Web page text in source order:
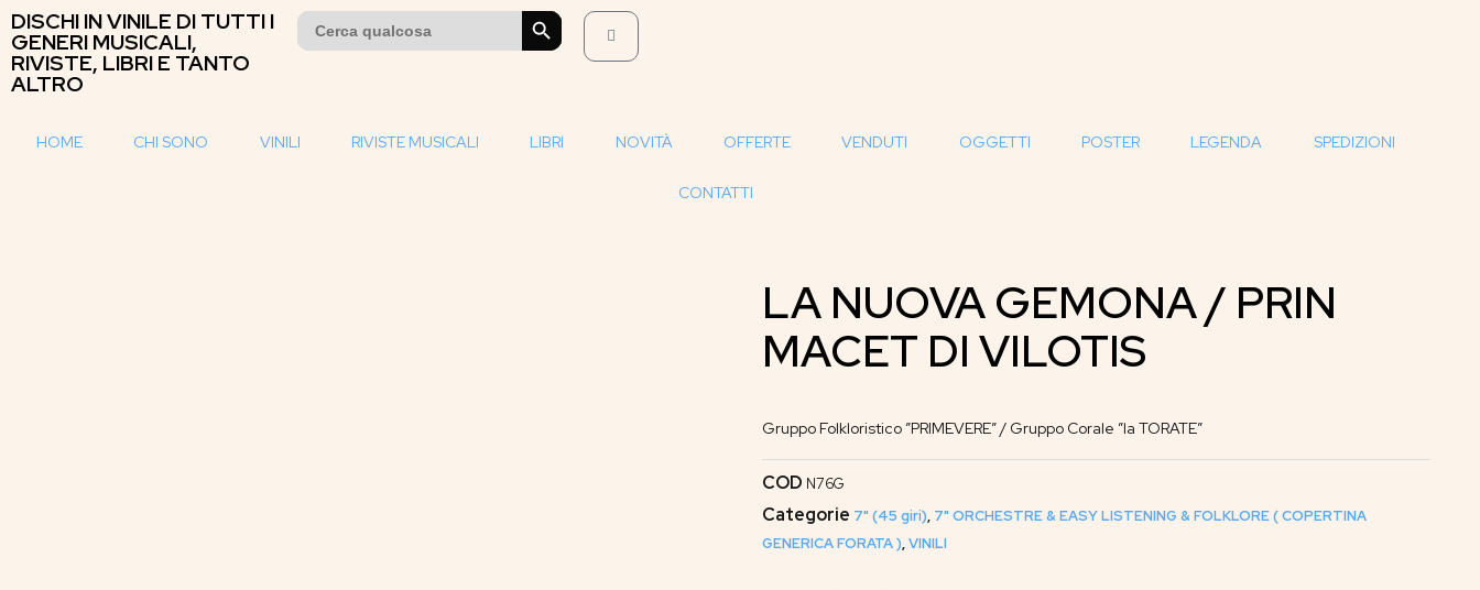
DISCHI IN VINILE DI TUTTI I
GENERI MUSICALI,
RIVISTE, LIBRI E TANTO
ALTRO
Search
for:
SEARCH BUTTON
HOME CHI SONO VINILI RIVISTE MUSICALI LIBRI NOVITÀ OFFERTE VENDUTI OGGETTI POSTER LEGENDA SPEDIZIONI
CONTATTI
LA NUOVA GEMONA / PRIN
MACET DI VILOTIS
Gruppo Folkloristico ”PRIMEVERE” / Gruppo Corale ”la TORATE”
COD N76G
Categorie 7" (45 giri), 7" ORCHESTRE & EASY LISTENING & FOLKLORE ( COPERTINA
GENERICA FORATA ),VINILI